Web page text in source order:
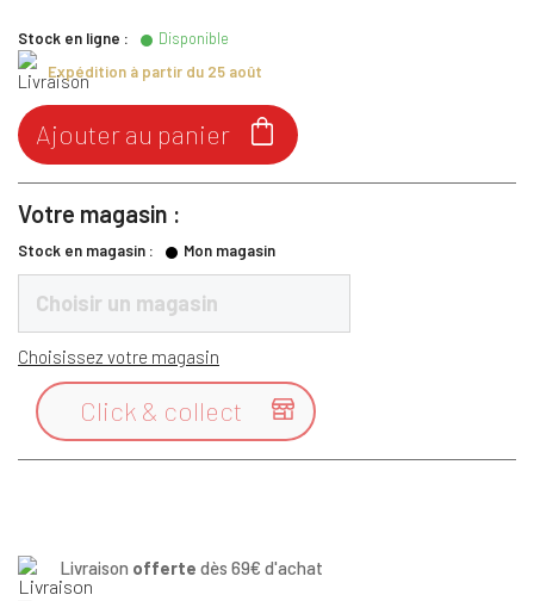
Stock en ligne :
Disponible
Expédition à partir du 25 août

Ajouter au panier
Votre magasin :
Stock en magasin : Mon magasin
Choisir un magasin
Choisissez votre magasin

Click & collect
Livraison offerte dès 69€ d'achat